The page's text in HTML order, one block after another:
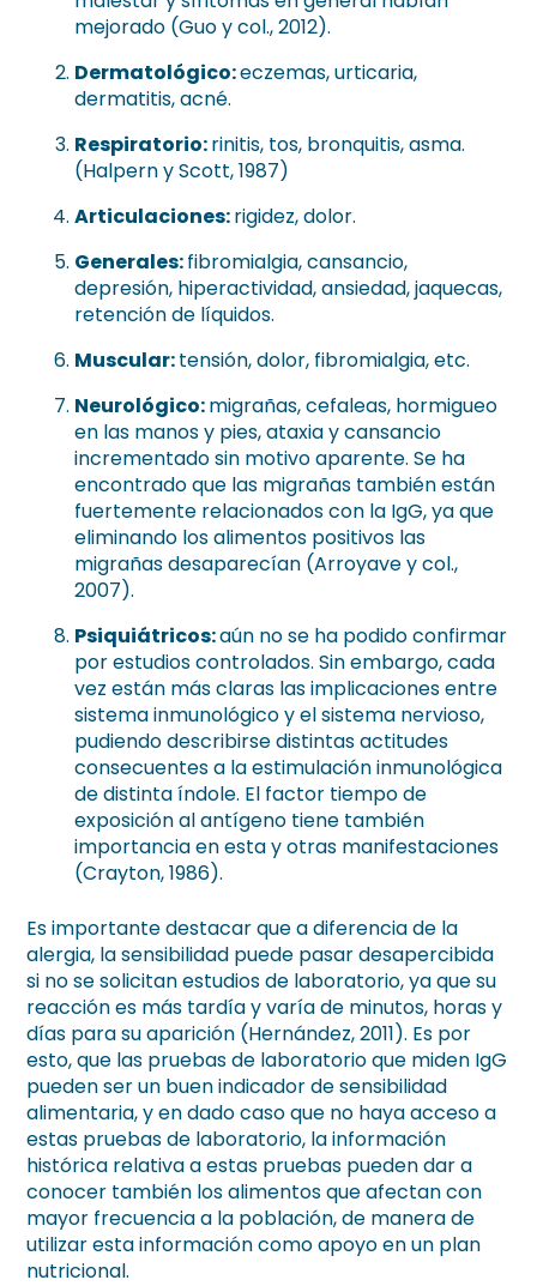
mejorado (Guo y col., 2012).
Dermatológico:eczemas, urticaria,
dermatitis, acné.
Respiratorio:rinitis, tos, bronquitis, asma.
(Halpern y Scott, 1987)
Articulaciones:rigidez, dolor.
Generales:fibromialgia, cansancio,
depresión, hiperactividad, ansiedad, jaquecas,
retención de líquidos.
Muscular:tensión, dolor, fibromialgia, etc.
Neurológico:migrañas, cefaleas, hormigueo
en las manos y pies, ataxia y cansancio
incrementado sin motivo aparente. Se ha
encontrado que las migrañas también están
fuertemente relacionados con la IgG, ya que
eliminando los alimentos positivos las
migrañas desaparecían (Arroyave y col.,
2007).
Psiquiátricos:aún no se ha podido confirmar
por estudios controlados. Sin embargo, cada
vez están más claras las implicaciones entre
sistema inmunológico y el sistema nervioso,
pudiendo describirse distintas actitudes
consecuentes a la estimulación inmunológica
de distinta índole. El factor tiempo de
exposición al antígeno tiene también
importancia en esta y otras manifestaciones
(Crayton, 1986).
Es importante destacar que a diferencia de la
alergia, la sensibilidad puede pasar desapercibida
si no se solicitan estudios de laboratorio, ya que su
reacción es más tardía y varía de minutos, horas y
días para su aparición (Hernández, 2011). Es por
esto, que las pruebas de laboratorio que miden IgG
pueden ser un buen indicador de sensibilidad
alimentaria, y en dado caso que no haya acceso a
estas pruebas de laboratorio, la información
histórica relativa a estas pruebas pueden dar a
conocer también los alimentos que afectan con
mayor frecuencia a la población, de manera de
utilizar esta información como apoyo en un plan
nutricional.